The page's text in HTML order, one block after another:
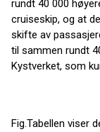
rundt 40 000
cruiseskip, og at
skifte av
til sammen rundt
Kystverket, som
Fig.Tabellen viser